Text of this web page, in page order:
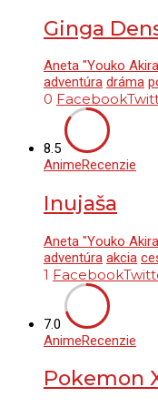
Ginga
Aneta "Youko
adventúra dráma
0 Facebook
8.5
AnimeRecenzie
Inujaša
Aneta "Youko
adventúra akcia
1 Facebook
7.0
AnimeRecenzie
Pokemon